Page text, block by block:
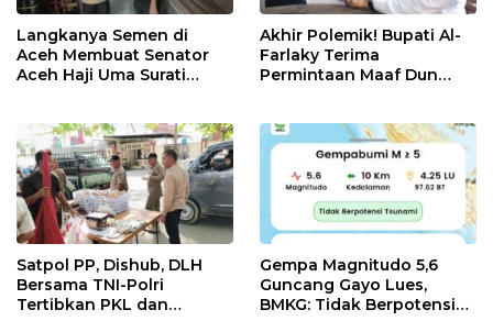
Langkanya Semen di
Aceh Membuat Senator
Aceh Haji Uma Surati
Akhir Polemik! Bupati Al-
Farlaky Terima
Permintaan Maaf Dun
Satpol PP, Dishub, DLH
Bersama TNI-Polri
Tertibkan PKL dan
Gempa Magnitudo 5,6
Guncang Gayo Lues,
BMKG: Tidak Berpotensi